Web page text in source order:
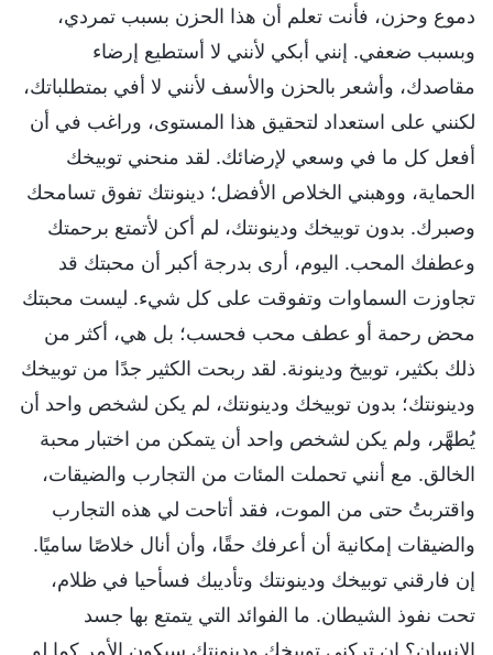
دموع وحزن، فأنت تعلم أن هذا الحزن بسبب تمردي،
وبسبب ضعفي. إنني أبكي لأنني لا أستطيع إرضاء
مقاصدك، وأشعر بالحزن والأسف لأنني لا أفي بمتطلباتك،
لكنني على استعداد لتحقيق هذا المستوى، وراغب في أن
أفعل كل ما في وسعي لإرضائك. لقد منحني توبيخك
الحماية، ووهبني الخلاص الأفضل؛ دينونتك تفوق تسامحك
وصبرك. بدون توبيخك ودينونتك، لم أكن لأتمتع برحمتك
وعطفك المحب. اليوم، أرى بدرجة أكبر أن محبتك قد
تجاوزت السماوات وتفوقت على كل شيء. ليست محبتك
محض رحمة أو عطف محب فحسب؛ بل هي، أكثر من
ذلك بكثير، توبيخ ودينونة. لقد ربحت الكثير جدًا من توبيخك
ودينونتك؛ بدون توبيخك ودينونتك، لم يكن لشخص واحد أن
يُطهَّر، ولم يكن لشخص واحد أن يتمكن من اختبار محبة
الخالق. مع أنني تحملت المئات من التجارب والضيقات،
واقتربتُ حتى من الموت، فقد أتاحت لي هذه التجارب
والضيقات إمكانية أن أعرفك حقًا، وأن أنال خلاصًا ساميًا.
إن فارقني توبيخك ودينونتك وتأديبك فسأحيا في ظلام،
تحت نفوذ الشيطان. ما الفوائد التي يتمتع بها جسد
الإنسان؟ إن تركني توبيخك ودينونتك سيكون الأمر كما لو